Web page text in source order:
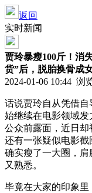
返回
实时新闻
贾玲暴瘦100斤！消
货”后，脱胎换骨成
2024-01-06 10:44 浏
话说贾玲自从凭借
始继续在电影领域
公众前露面，近日却
还有一张疑似电影
确实瘦了一大圈，
又熟悉。
毕竟在大家的印象